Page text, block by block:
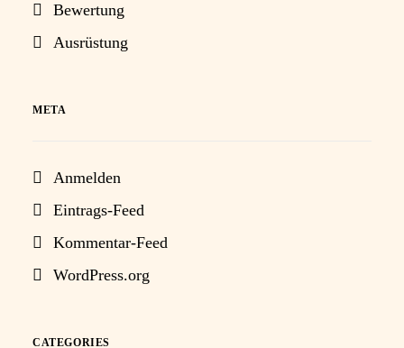
Bewertung
Ausrüstung
META
Anmelden
Eintrags-Feed
Kommentar-Feed
WordPress.org
CATEGORIES